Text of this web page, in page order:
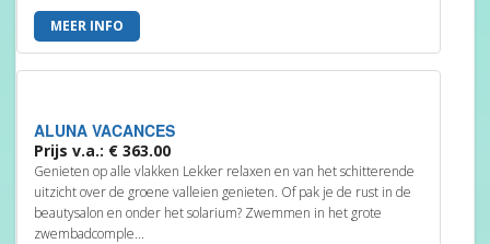
MEER INFO
ALUNA VACANCES
Prijs v.a.: € 363.00
Genieten op alle vlakken Lekker relaxen en van het schitterende
uitzicht over de groene valleien genieten. Of pak je de rust in de
beautysalon en onder het solarium? Zwemmen in het grote
zwembadcomple...